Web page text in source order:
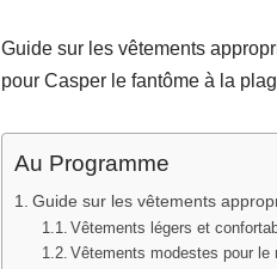
Guide sur les vêtements
pour Casper le fantôme à la
Au Programme
Guide sur les vêtements
Vêtements légers et
Vêtements modestes pour